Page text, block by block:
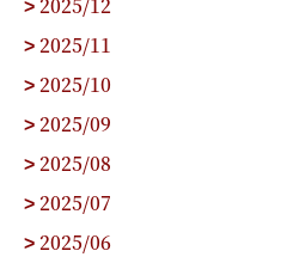
>
> 2025/11
> 2025/10
> 2025/09
> 2025/08
> 2025/07
> 2025/06